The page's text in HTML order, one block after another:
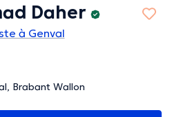
Daher
à Genval
Brabant Wallon